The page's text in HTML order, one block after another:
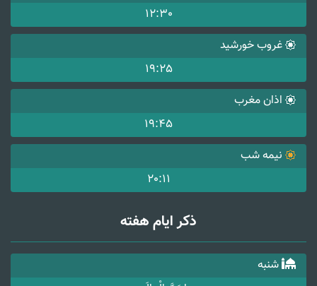
12:30
غروب خورشید
19:25
اذان مغرب
19:45
نیمه شب
20:11
ذکر ایام هفته
شنبه